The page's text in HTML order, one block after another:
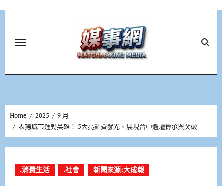
Home 2025
9 月
表揚城市運動英雄！ 5大亮點齊發光、展現台中體壇傳承與突破
.消費生活 .社會 新聞來源:大成報